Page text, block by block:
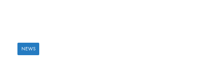
NEWS